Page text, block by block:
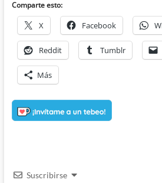
Comparte esto:
X Facebook
Reddit Tumblr
Más
Suscribirse